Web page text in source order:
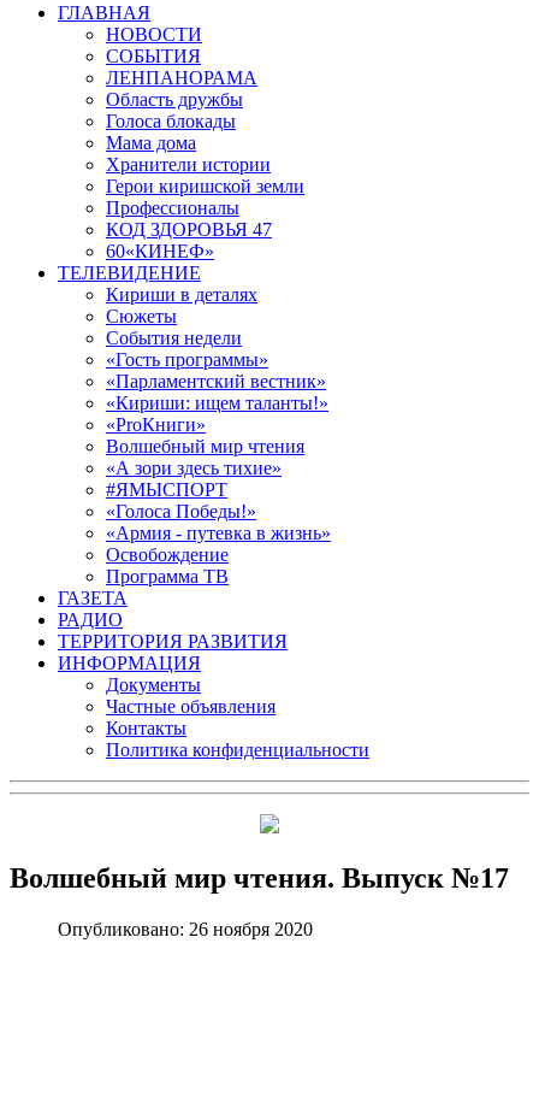
ГЛАВНАЯ
НОВОСТИ
СОБЫТИЯ
ЛЕНПАНОРАМА
Область дружбы
Голоса блокады
Мама дома
Хранители истории
Герои киришской земли
Профессионалы
КОД ЗДОРОВЬЯ 47
60«КИНЕФ»
ТЕЛЕВИДЕНИЕ
Кириши в деталях
Сюжеты
События недели
«Гость программы»
«Парламентский вестник»
«Кириши: ищем таланты!»
«ProКниги»
Волшебный мир чтения
«А зори здесь тихие»
#ЯМЫСПОРТ
«Голоса Победы!»
«Армия - путевка в жизнь»
Освобождение
Программа ТВ
ГАЗЕТА
РАДИО
ТЕРРИТОРИЯ РАЗВИТИЯ
ИНФОРМАЦИЯ
Документы
Частные объявления
Контакты
Политика конфиденциальности
Волшебный мир чтения. Выпуск №17
Опубликовано: 26 ноября 2020